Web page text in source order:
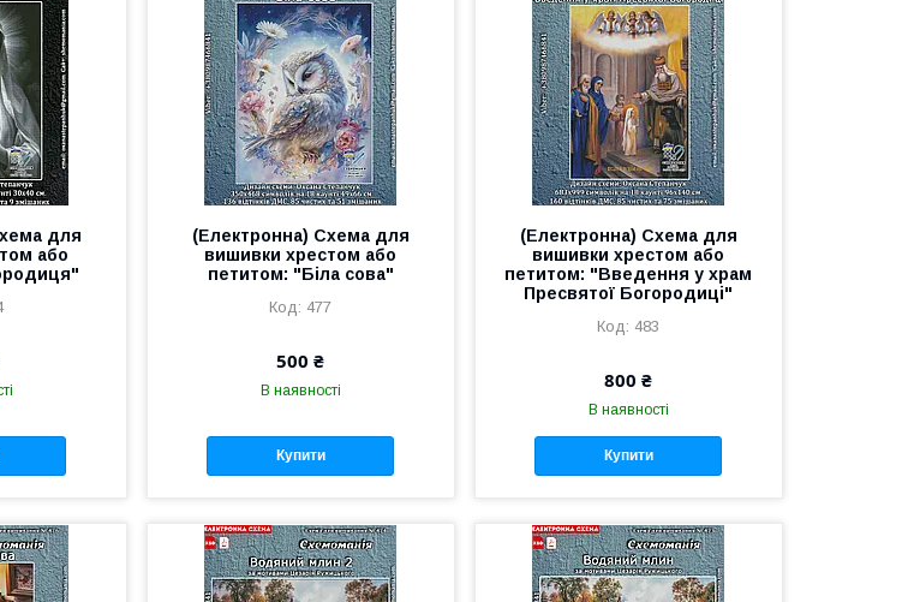
для
або
(Електронна) Схема для
вишивки хрестом або
петитом: "Біла сова"
477
500 ₴
В наявності
Купити
(Електронна) Схема для
вишивки хрестом або
петитом: "Введення у храм
Пресвятої Богородиці"
483
800 ₴
В наявності
Купити